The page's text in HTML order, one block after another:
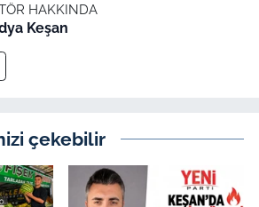
HAKKINDA
Keşan
çekebilir